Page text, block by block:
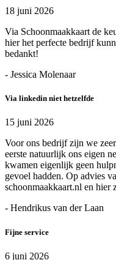
18 juni 2026
Via Schoonmaakkaart de
hier het perfecte bedrijf
bedankt!
- Jessica Molenaar
Via linkedin niet hetzelfde
15 juni 2026
Voor ons bedrijf zijn we
eerste natuurlijk ons eigen
kwamen eigenlijk geen
gevoel hadden. Op advies
schoonmaakkaart.nl en hier
- Hendrikus van der Laan
Fijne service
6 juni 2026